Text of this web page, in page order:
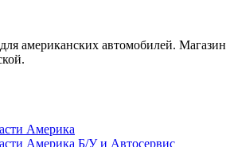
Америка
Америка Б/У и Автосервис